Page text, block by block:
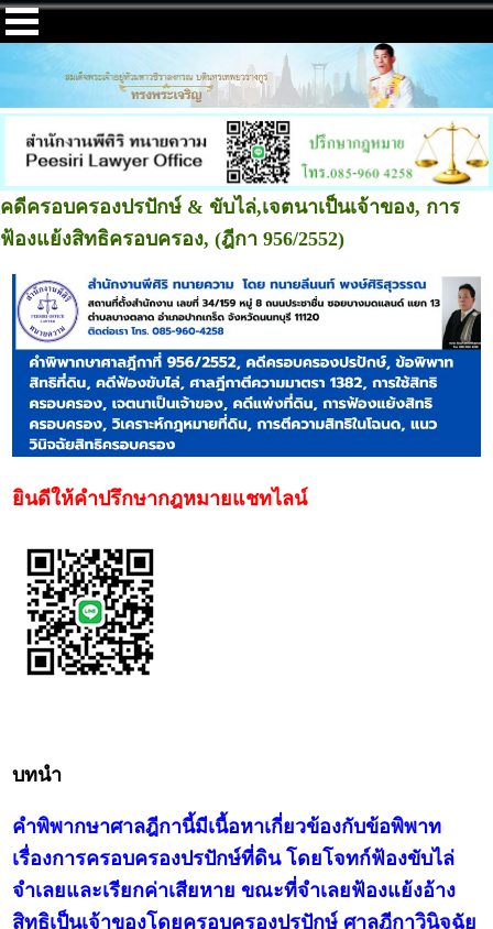
คดีครอบครองปรปักษ์ & ขับไล่,เจตนาเป็นเจ้าของ, การ
ฟ้องแย้งสิทธิครอบครอง, (ฎีกา 956/2552)
ยินดีให้คำปรึกษากฎหมายแชทไลน์
บทนำ
คำพิพากษาศาลฎีกานี้มีเนื้อหาเกี่ยวข้องกับข้อพิพาท
เรื่องการครอบครองปรปักษ์ที่ดิน โดยโจทก์ฟ้องขับไล่
จำเลยและเรียกค่าเสียหาย ขณะที่จำเลยฟ้องแย้งอ้าง
สิทธิเป็นเจ้าของโดยครอบครองปรปักษ์ ศาลฎีกาวินิจฉัย